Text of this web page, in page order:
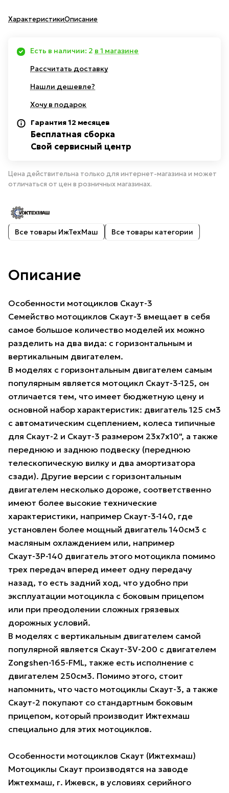
ХарактеристикиОписание
Есть в наличии: 2 в 1 магазине
Рассчитать доставку
Нашли дешевле?
Хочу в подарок
Гарантия 12 месяцев
Бесплатная сборка
Свой сервисный центр
Цена действительна только для интернет-магазина и может
отличаться от цен в розничных магазинах.
Все товары ИжТехМаш Все товары категории
Описание
Особенности мотоциклов Скаут-3
Семейство мотоциклов Скаут-3 вмещает в себя
самое большое количество моделей их можно
разделить на два вида: с горизонтальным и
вертикальным двигателем.
В моделях с горизонтальным двигателем самым
популярным является мотоцикл Скаут-3-125, он
отличается тем, что имеет бюджетную цену и
основной набор характеристик: двигатель 125 см3
с автоматическим сцеплением, колеса типичные
для Скаут-2 и Скаут-3 размером 23х7х10", а также
переднюю и заднюю подвеску (переднюю
телескопическую вилку и два амортизатора
сзади). Другие версии с горизонтальным
двигателем несколько дороже, соответственно
имеют более высокие технические
характеристики, например Скаут-3-140, где
установлен более мощный двигатель 140см3 с
масляным охлаждением или, например
Скаут-3Р-140 двигатель этого мотоцикла помимо
трех передач вперед имеет одну передачу
назад, то есть задний ход, что удобно при
эксплуатации мотоцикла с боковым прицепом
или при преодолении сложных грязевых
дорожных условий.
В моделях с вертикальным двигателем самой
популярной является Скаут-3V-200 с двигателем
Zongshen-165-FML, также есть исполнение с
двигателем 250см3. Помимо этого, стоит
напомнить, что часто мотоциклы Скаут-3, а также
Скаут-2 покупают со стандартным боковым
прицепом, который производит Ижтехмаш
специально для этих мотоциклов.
Особенности мотоциклов Скаут (Ижтехмаш)
Мотоциклы Скаут производятся на заводе
Ижтехмаш, г. Ижевск, в условиях серийного